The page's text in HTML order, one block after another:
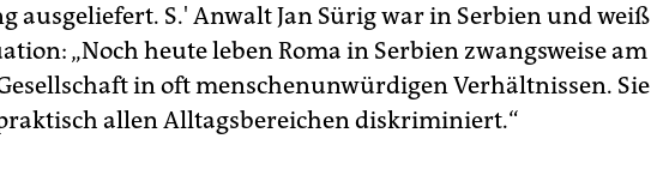
ausgeliefert. S.' Anwalt Jan Sürig war in Serbien und weiß
„Noch heute leben Roma in Serbien zwangsweise am
in oft menschenunwürdigen Verhältnissen. Sie
allen Alltagsbereichen diskriminiert.“